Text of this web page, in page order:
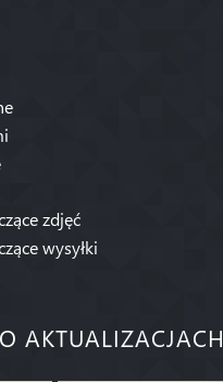
zdjęć
wysyłki